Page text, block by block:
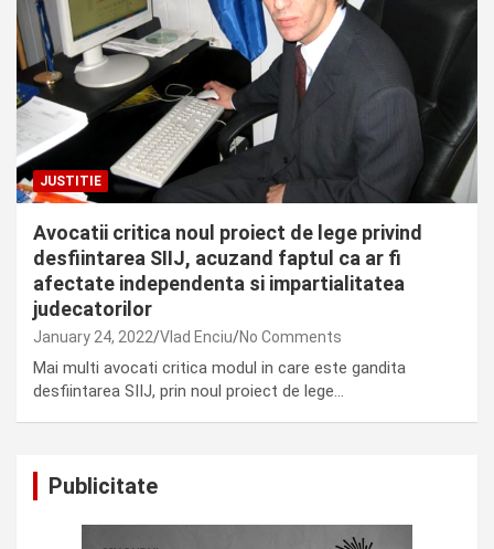
JUSTITIE
Avocatii critica noul proiect de lege privind
desfiintarea SIIJ, acuzand faptul ca ar fi
afectate independenta si impartialitatea
judecatorilor
January 24, 2022 Vlad Enciu No Comments
Mai multi avocati critica modul in care este gandita
desfiintarea SIIJ, prin noul proiect de lege…
Publicitate